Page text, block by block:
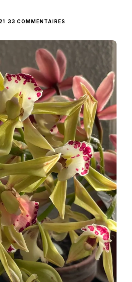
33 COMMENTAIRES
DE
MARS
2021